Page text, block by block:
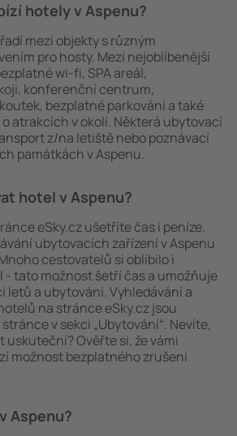
hotely v Aspenu?
mezi objekty s různým
pro hosty. Mezi nejoblíbenější
wi-fi, SPA areál,
konferenční centrum,
bezplatné parkování a také
atrakcích v okolí. Některá ubytovací
z/na letiště nebo poznávací
památkách v Aspenu.
hotel v Aspenu?
eSky.cz ušetříte čas i peníze.
ubytovacích zařízení v Aspenu
cestovatelů si oblíbilo i
- tato možnost šetří čas a umožňuje
letů a ubytování. Vyhledávání a
na stránce eSky.cz jsou
v sekci „Ubytování“. Nevíte,
uskuteční? Ověřte si, že vámi
možnost bezplatného zrušení
Aspenu?